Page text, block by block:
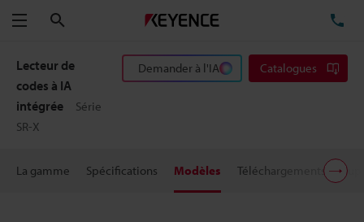
Menu
Lecteur de
codes à IA
intégrée
Série
SR-X
Demander à l'IA Catalogues
La gamme Spécifications Modèles Téléchargements